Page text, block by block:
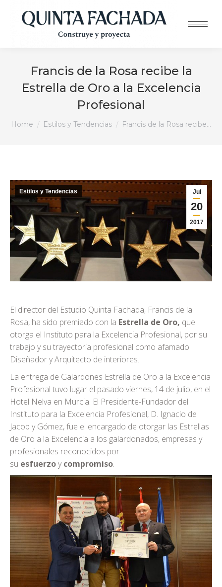
Francis de la Rosa recibe la
Estrella de Oro a la Excelencia
Profesional
You are here:
Home Estilos y Tendencias Francis de la Rosa recibe…
Jul
20
2017
Estilos y Tendencias
El director del Estudio Quinta Fachada, Francis de la
Rosa, ha sido premiado con la Estrella de Oro, que
otorga el Instituto para la Excelencia Profesional, por su
trabajo y su trayectoria profesional como afamado
Diseñador y Arquitecto de interiores.
La entrega de Galardones Estrella de Oro a la Excelencia
Profesional tuvo lugar el pasado viernes, 14 de julio, en el
Hotel Nelva en Murcia. El Presidente-Fundador del
Instituto para la Excelencia Profesional, D. Ignacio de
Jacob y Gómez, fue el encargado de otorgar las Estrellas
de Oro a la Excelencia a los galardonados, empresas y
profesionales reconocidos por
su esfuerzoycompromiso.